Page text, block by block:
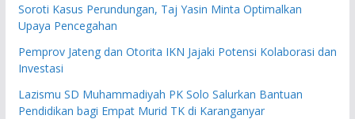
Soroti Kasus Perundungan, Taj Yasin Minta Optimalkan
Upaya Pencegahan
Pemprov Jateng dan Otorita IKN Jajaki Potensi Kolaborasi dan
Investasi
Lazismu SD Muhammadiyah PK Solo Salurkan Bantuan
Pendidikan bagi Empat Murid TK di Karanganyar